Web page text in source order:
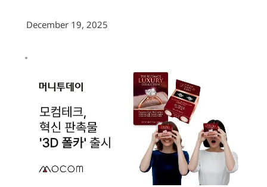
December 19, 2025